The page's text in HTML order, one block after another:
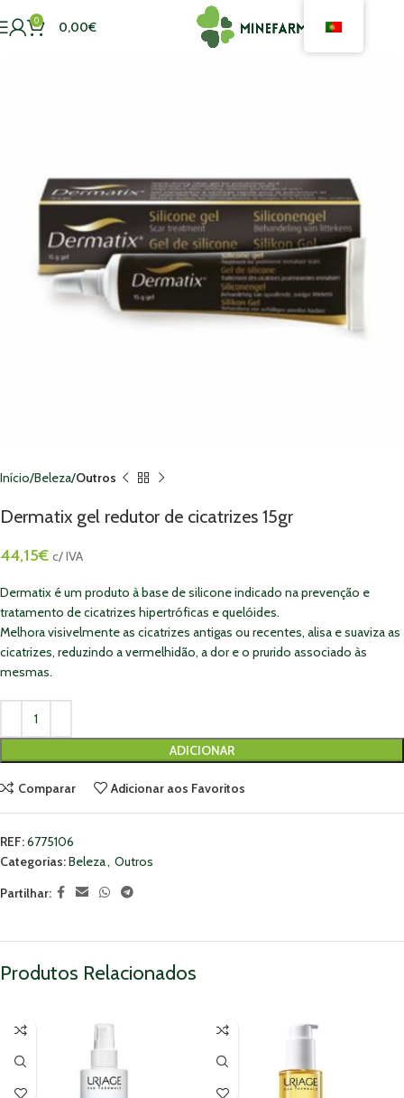
0 0,00€
Início Beleza Outros
Dermatix gel redutor de cicatrizes 15gr
44,15€ c/ IVA
Dermatix é um produto à base de silicone indicado na prevenção e
tratamento de cicatrizes hipertróficas e quelóides.
Melhora visivelmente as cicatrizes antigas ou recentes, alisa e suaviza as
cicatrizes, reduzindo a vermelhidão, a dor e o prurido associado às
mesmas.
ADICIONAR
Comparar Adicionar aos Favoritos
REF:6775106
Categorias:Beleza, Outros
Partilhar:
Produtos Relacionados